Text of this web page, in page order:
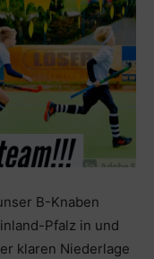
B-Knaben
Pfalz in und
klaren Niederlage